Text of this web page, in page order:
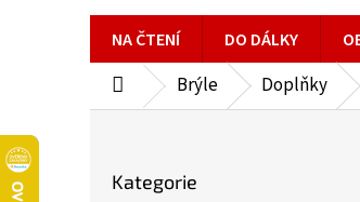
NA ČTENÍ DO DÁLKY
DomůBrýle Doplňky
kategorie
Kategorie